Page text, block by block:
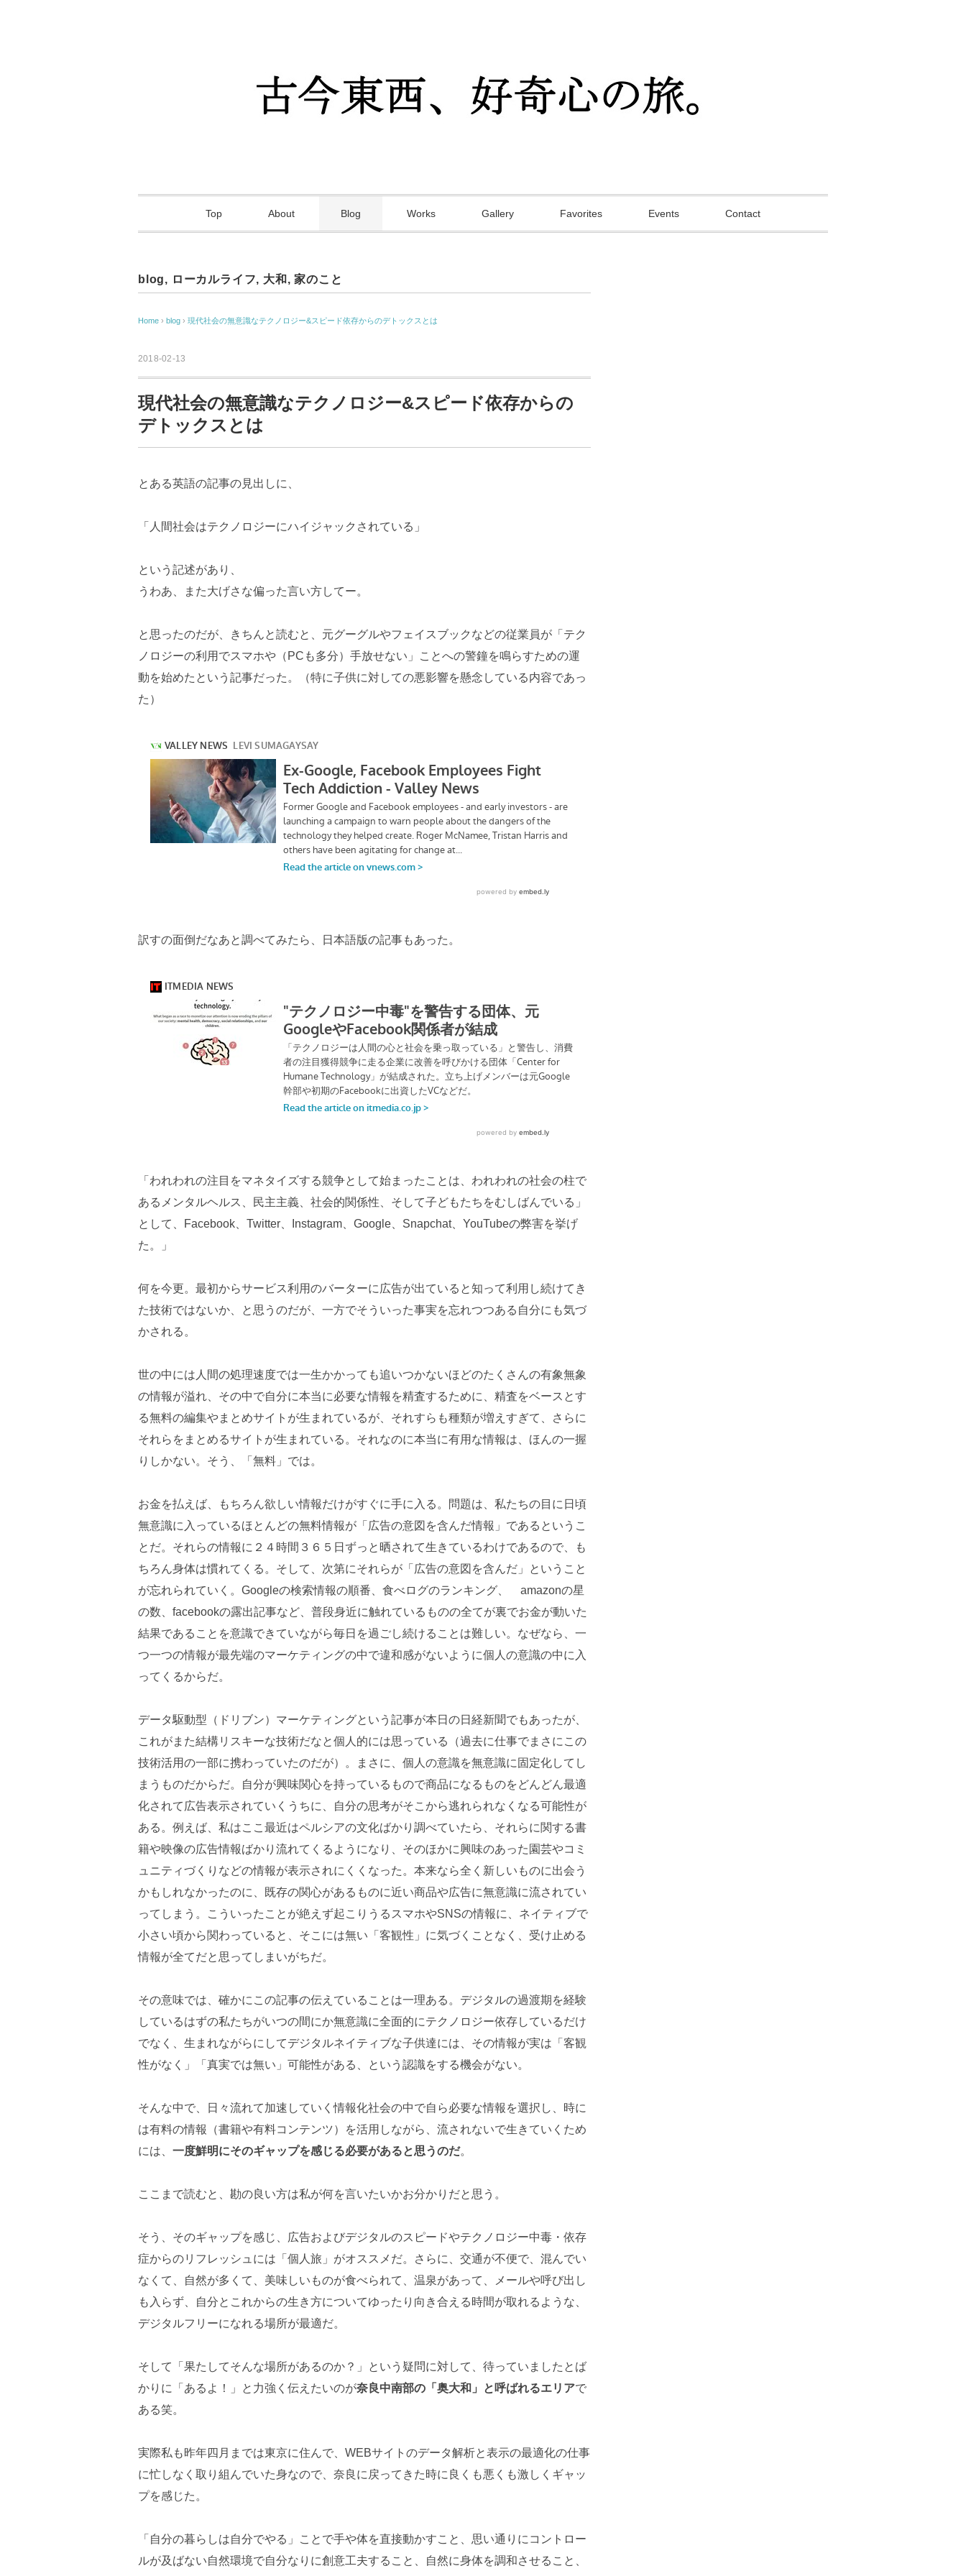
Top About Blog Works Gallery Favorites Events Contact
blog, ローカルライフ, 大和 ,家のこと
Home › blog › 現代社会の無意識なテクノロジー&スピード依存からのデトックスとは
2018-02-13
現代社会の無意識なテクノロジー&スピード依存からの
デトックスとは
とある英語の記事の見出しに、
「人間社会はテクノロジーにハイジャックされている」
という記述があり、
うわあ、また大げさな偏った言い方してー。
と思ったのだが、きちんと読むと、元グーグルやフェイスブックなどの従業員が「テク
ノロジーの利用でスマホや（PCも多分）手放せない」ことへの警鐘を鳴らすための運
動を始めたという記事だった。（特に子供に対しての悪影響を懸念している内容であっ
た）
訳すの面倒だなあと調べてみたら、日本語版の記事もあった。
「われわれの注目をマネタイズする競争として始まったことは、われわれの社会の柱で
あるメンタルヘルス、民主主義、社会的関係性、そして子どもたちをむしばんでいる」
として、Facebook、Twitter、Instagram、Google、Snapchat、YouTubeの弊害を挙げ
た。」
何を今更。最初からサービス利用のバーターに広告が出ていると知って利用し続けてき
た技術ではないか、と思うのだが、一方でそういった事実を忘れつつある自分にも気づ
かされる。
世の中には人間の処理速度では一生かかっても追いつかないほどのたくさんの有象無象
の情報が溢れ、その中で自分に本当に必要な情報を精査するために、精査をベースとす
る無料の編集やまとめサイトが生まれているが、それすらも種類が増えすぎて、さらに
それらをまとめるサイトが生まれている。それなのに本当に有用な情報は、ほんの一握
りしかない。そう、「無料」では。
お金を払えば、もちろん欲しい情報だけがすぐに手に入る。問題は、私たちの目に日頃
無意識に入っているほとんどの無料情報が「広告の意図を含んだ情報」であるというこ
とだ。それらの情報に２４時間３６５日ずっと晒されて生きているわけであるので、も
ちろん身体は慣れてくる。そして、次第にそれらが「広告の意図を含んだ」ということ
が忘れられていく。Googleの検索情報の順番、食べログのランキング、 amazonの星
の数、facebookの露出記事など、普段身近に触れているものの全てが裏でお金が動いた
結果であることを意識できていながら毎日を過ごし続けることは難しい。なぜなら、一
つ一つの情報が最先端のマーケティングの中で違和感がないように個人の意識の中に入
ってくるからだ。
データ駆動型（ドリブン）マーケティングという記事が本日の日経新聞でもあったが、
これがまた結構リスキーな技術だなと個人的には思っている（過去に仕事でまさにこの
技術活用の一部に携わっていたのだが）。まさに、個人の意識を無意識に固定化してし
まうものだからだ。自分が興味関心を持っているもので商品になるものをどんどん最適
化されて広告表示されていくうちに、自分の思考がそこから逃れられなくなる可能性が
ある。例えば、私はここ最近はペルシアの文化ばかり調べていたら、それらに関する書
籍や映像の広告情報ばかり流れてくるようになり、そのほかに興味のあった園芸やコミ
ュニティづくりなどの情報が表示されにくくなった。本来なら全く新しいものに出会う
かもしれなかったのに、既存の関心があるものに近い商品や広告に無意識に流されてい
ってしまう。こういったことが絶えず起こりうるスマホやSNSの情報に、ネイティブで
小さい頃から関わっていると、そこには無い「客観性」に気づくことなく、受け止める
情報が全てだと思ってしまいがちだ。
その意味では、確かにこの記事の伝えていることは一理ある。デジタルの過渡期を経験
しているはずの私たちがいつの間にか無意識に全面的にテクノロジー依存しているだけ
でなく、生まれながらにしてデジタルネイティブな子供達には、その情報が実は「客観
性がなく」「真実では無い」可能性がある、という認識をする機会がない。
そんな中で、日々流れて加速していく情報化社会の中で自ら必要な情報を選択し、時に
は有料の情報（書籍や有料コンテンツ）を活用しながら、流されないで生きていくため
には、 一度鮮明にそのギャップを感じる必要があると思うのだ。
ここまで読むと、勘の良い方は私が何を言いたいかお分かりだと思う。
そう、そのギャップを感じ、広告およびデジタルのスピードやテクノロジー中毒・依存
症からのリフレッシュには「個人旅」がオススメだ。さらに、交通が不便で、混んでい
なくて、自然が多くて、美味しいものが食べられて、温泉があって、メールや呼び出し
も入らず、自分とこれからの生き方についてゆったり向き合える時間が取れるような、
デジタルフリーになれる場所が最適だ。
そして「果たしてそんな場所があるのか？」という疑問に対して、待っていましたとば
かりに「あるよ！」と力強く伝えたいのが奈良中南部の「奥大和」と呼ばれるエリアで
ある笑。
実際私も昨年四月までは東京に住んで、WEBサイトのデータ解析と表示の最適化の仕事
に忙しなく取り組んでいた身なので、奈良に戻ってきた時に良くも悪くも激しくギャッ
プを感じた。
「自分の暮らしは自分でやる」ことで手や体を直接動かすこと、思い通りにコントロー
ルが及ばない自然環境で自分なりに創意工夫すること、自然に身体を調和させること、